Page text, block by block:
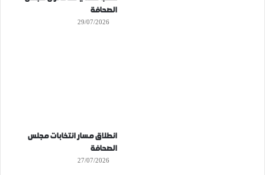
الصحافة
29/07/2026
انطلاق مسار انتخابات مجلس
الصحافة
27/07/2026